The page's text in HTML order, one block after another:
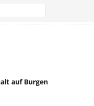
auf Burgen